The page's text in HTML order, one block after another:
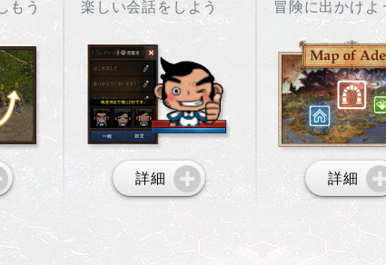
もう 楽しい会話をしよう
詳細
冒険に出かけよ
詳細